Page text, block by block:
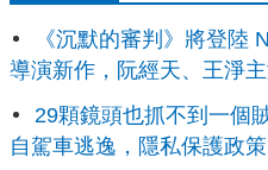
《沉默的審判》將登陸
導演新作，阮經天、王淨
29顆鏡頭也抓不到一個
自駕車逃逸，隱私保護政